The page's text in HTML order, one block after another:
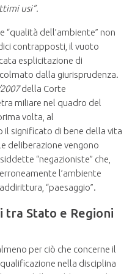
usi”.
“qualità dell’ambiente” non
contrapposti, il vuoto
esplicitazione di
dalla giurisprudenza.
della Corte
miliare nel quadro del
volta, al
significato di bene della vita
deliberazione vengono
“negazioniste” che,
l’ambiente
“paesaggio”.
tra Stato e Regioni
per ciò che concerne il
nella disciplina